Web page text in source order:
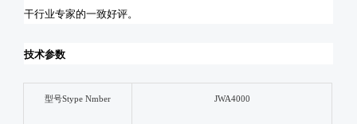
干行业专家的一致好评。
技术参数
型号Stype Nmber JWA4000